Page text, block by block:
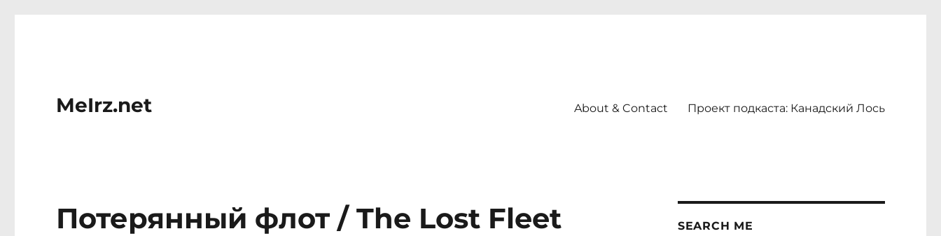
MeIrz.net About & Contact Проект подкаста: Канадский Лось
Потерянный флот / The Lost Fleet SEARCH ME